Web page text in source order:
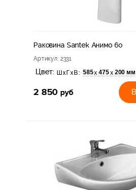
Раковина Santek Анимо 60
Артикул: 2331
Цвет: ШхГхВ: 585х 475х 200 мм
2 850 руб